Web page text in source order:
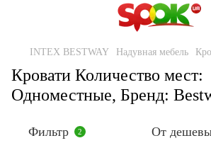
INTEX BESTWAY Надувная мебель
Кровати Количество мест:
Одноместные, Бренд:
Фильтр 2 От